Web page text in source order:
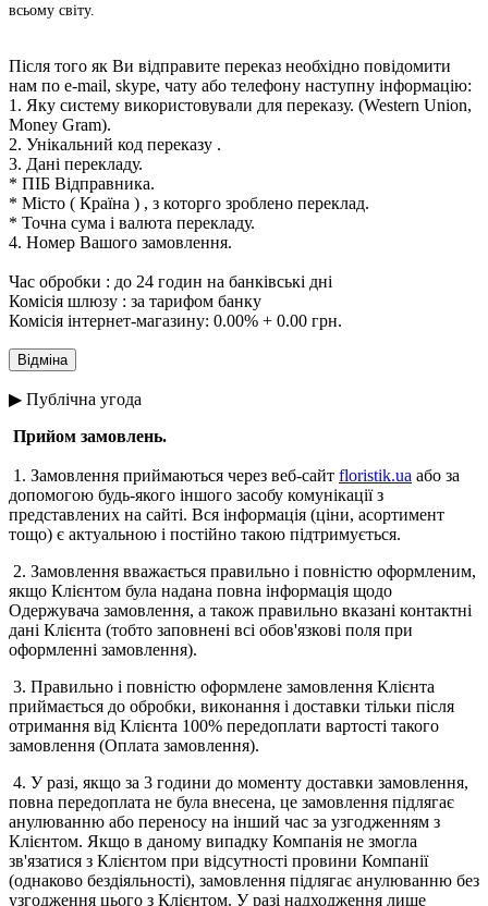
всьому світу.
Після того як Ви відправите переказ необхідно повідомити
нам по e-mail, skype, чату або телефону наступну інформацію:
1. Яку систему використовували для переказу. (Western Union,
Money Gram).
2. Унікальний код переказу .
3. Дані перекладу.
* ПІБ Відправника.
* Місто ( Країна ) , з которго зроблено переклад.
* Точна сума і валюта перекладу.
4. Номер Вашого замовлення.
Час обробки : до 24 годин на банківські дні
Комісія шлюзу : за тарифом банку
Комісія інтернет-магазину: 0.00% + 0.00 грн.
▶ Публічна угода
Прийом замовлень.
1. Замовлення приймаються через веб-сайт floristik.ua або за
допомогою будь-якого іншого засобу комунікації з
представлених на сайті. Вся інформація (ціни, асортимент
тощо) є актуальною і постійно такою підтримується.
2. Замовлення вважається правильно і повністю оформленим,
якщо Клієнтом була надана повна інформація щодо
Одержувача замовлення, а також правильно вказані контактні
дані Клієнта (тобто заповнені всі обов'язкові поля при
оформленні замовлення).
3. Правильно і повністю оформлене замовлення Клієнта
приймається до обробки, виконання і доставки тільки після
отримання від Клієнта 100% передоплати вартості такого
замовлення (Оплата замовлення).
4. У разі, якщо за 3 години до моменту доставки замовлення,
повна передоплата не була внесена, це замовлення підлягає
анулюванню або переносу на інший час за узгодженням з
Клієнтом. Якщо в даному випадку Компанія не змогла
зв'язатися з Клієнтом при відсутності провини Компанії
(однаково бездіяльності), замовлення підлягає анулюванню без
узгодження цього з Клієнтом. У разі надходження лише